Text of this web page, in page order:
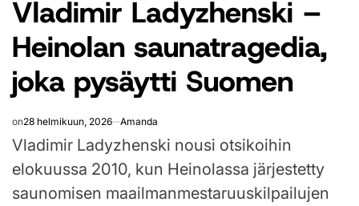
Vladimir Ladyzhenski –
Heinolan saunatragedia,
joka pysäytti Suomen
on28 helmikuun, 2026 Amanda
Vladimir Ladyzhenski nousi otsikoihin
elokuussa 2010, kun Heinolassa järjestetty
saunomisen maailmanmestaruuskilpailujen